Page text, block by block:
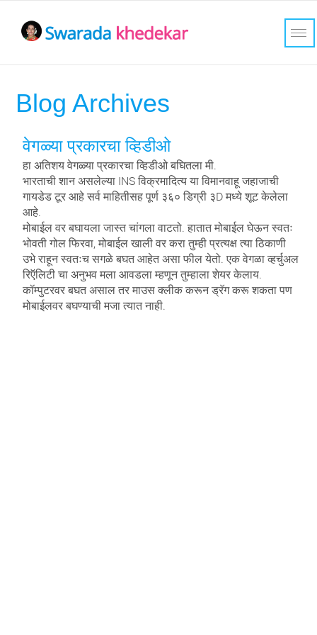
Blog Archives
वेगळ्या प्रकारचा व्हिडीओ
हा अतिशय वेगळ्या प्रकारचा व्हिडीओ बघितला मी.
भारताची शान असलेल्या INS विक्रमादित्य या विमानवाहू जहाजाची
गायडेड टूर आहे सर्व माहितीसह पूर्ण ३६० डिग्री ३D मध्ये शूट केलेला
आहे.
मोबाईल वर बघायला जास्त चांगला वाटतो. हातात मोबाईल घेऊन स्वतः
भोवती गोल फिरवा, मोबाईल खाली वर करा तुम्ही प्रत्यक्ष त्या ठिकाणी
उभे राहून स्वतःच सगळे बघत आहेत असा फील येतो. एक वेगळा व्हर्चुअल
रिऍलिटी चा अनुभव मला आवडला म्हणून तुम्हाला शेयर केलाय.
कॉम्पुटरवर बघत असाल तर माउस क्लीक करून ड्रॅग करू शकता पण
मोबाईलवर बघण्याची मजा त्यात नाही.